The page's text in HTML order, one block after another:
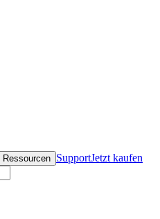
Ressourcen SupportJetzt kaufen